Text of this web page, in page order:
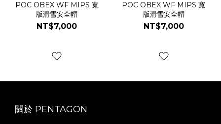
POC OBEX WF MIPS 寬
版滑雪安全帽
NT$7,000
POC OBEX WF MIPS 寬
版滑雪安全帽
NT$7,000
關於 PENTAGON